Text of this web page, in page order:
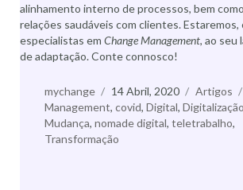
alinhamento interno de processos, bem
relações saudáveis com clientes.
especialistas em Change Management, ao seu
de adaptação. Conte connosco!
Autor
mychange
Publicado
a
14 Abril, 2020 Artigos
Management, covid, Digital, Digitalização
Mudança, nomade digital, teletrabalho,
Transformação